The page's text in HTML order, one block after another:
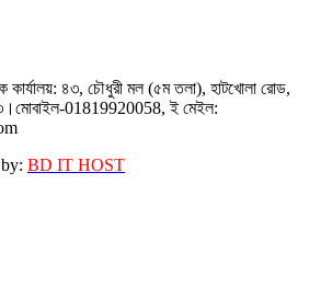
কার্যালয়: ৪৩, চৌধুরী মল (৫ম তলা), হাটখোলা রোড,
01819920058, ই মেইল:
BD IT HOST